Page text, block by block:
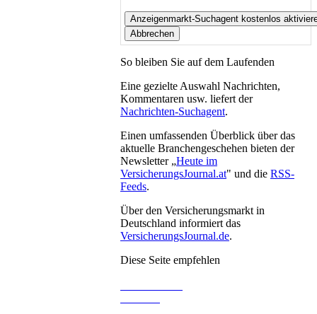
So bleiben Sie auf dem Laufenden
Eine gezielte Auswahl Nachrichten,
Kommentaren usw. liefert der
Nachrichten-Suchagent.
Einen umfassenden Überblick über das
aktuelle Branchengeschehen bieten der
Newsletter „Heute im
VersicherungsJournal.at" und die RSS-
Feeds.
Über den Versicherungsmarkt in
Deutschland informiert das
VersicherungsJournal.de.
Diese Seite empfehlen